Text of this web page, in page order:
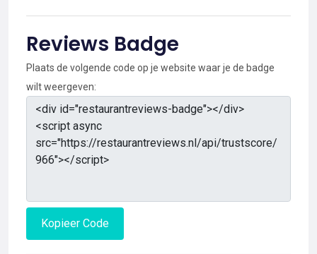
Reviews Badge
Plaats de volgende code op je website waar je de badge
wilt weergeven:
Kopieer Code